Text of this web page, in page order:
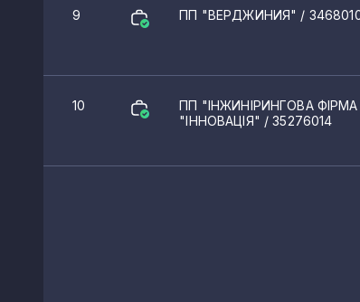
9 ПП "ВЕРДЖИНИЯ" /
10
ПП "ІНЖИНІРИНГОВА ФІРМА
"ІННОВАЦІЯ" / 35276014